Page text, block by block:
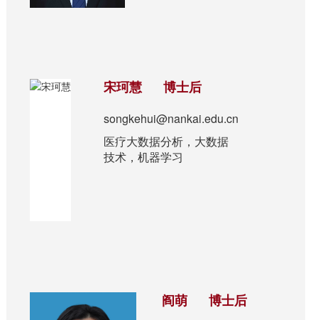
宋珂慧 博士后
songkehui@nankai.edu.cn
医疗大数据分析，大数据
技术，机器学习
阎萌 博士后